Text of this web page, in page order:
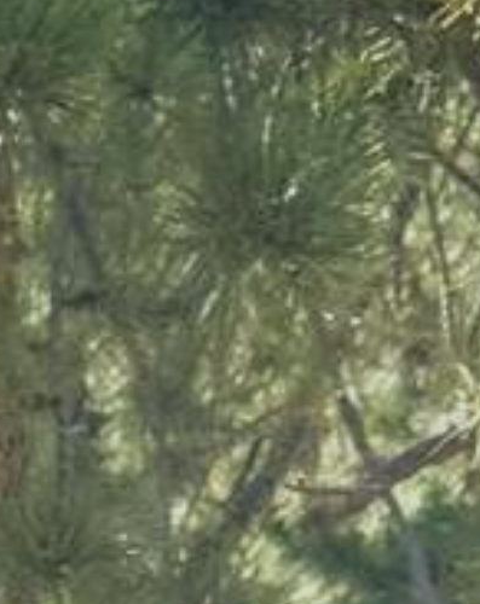
Puglia Umbria